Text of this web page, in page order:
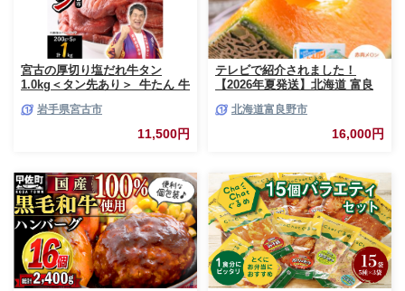
宮古の厚切り塩だれ牛タン
1.0kg＜タン先あり＞_牛たん 牛
厚切り牛タン【1181948】
岩手県宮古市
11,500円
テレビで紹介されました！
【2026年夏発送】北海道 富良
上 大玉サイズ メロン
北海道富良野市
16,000円